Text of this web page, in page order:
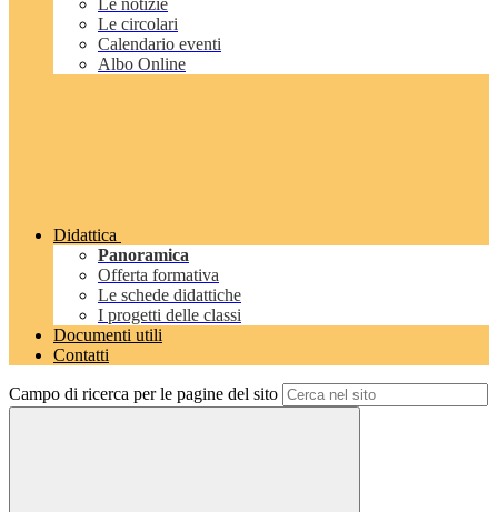
Le notizie
Le circolari
Calendario eventi
Albo Online
Didattica
Panoramica
Offerta formativa
Le schede didattiche
I progetti delle classi
Documenti utili
Contatti
Campo di ricerca per le pagine del sito